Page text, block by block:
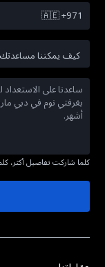
🇦🇪+971
كلما شاركت تفاصيل أكثر،